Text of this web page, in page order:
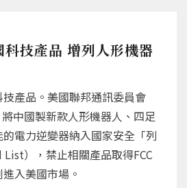
技產品 增列人形機器
產品。美國聯邦通訊委員會
將中國製新款人形機器人、四足
電力逆變器納入國家安全「列
），禁止相關產品取得FCC
入美國市場。